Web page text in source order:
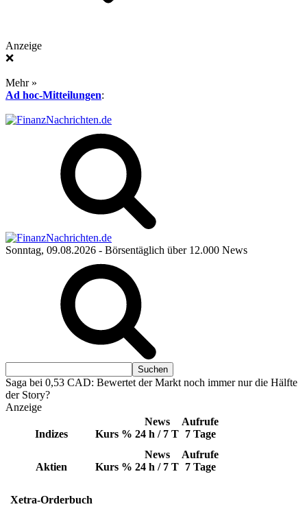
Anzeige
❌
Mehr »
Ad hoc-Mitteilungen:
Sonntag, 09.08.2026 - Börsentäglich über 12.000 News
Saga bei 0,53 CAD: Bewertet der Markt noch immer nur die Hälfte
der Story?
Anzeige
Indizes Kurs %
News
24 h / 7 T
Aufrufe
7 Tage
Aktien Kurs %
News
24 h / 7 T
Aufrufe
7 Tage
Xetra-Orderbuch